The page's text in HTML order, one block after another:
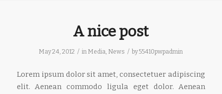
A nice post
May 24, 2012 / in Media, News / by55410pwpadmin
Lorem ipsum dolor sit amet, consectetuer adipiscing
elit. Aenean commodo ligula eget dolor. Aenean